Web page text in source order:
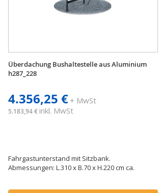
Überdachung Bushaltestelle aus Aluminium
h287_228
4.356,25 €+ MwSt
5.183,94 € inkl. MwSt
Fahrgastunterstand mit Sitzbank.
Abmessungen: L.310 x B.70 x H.220 cm ca.